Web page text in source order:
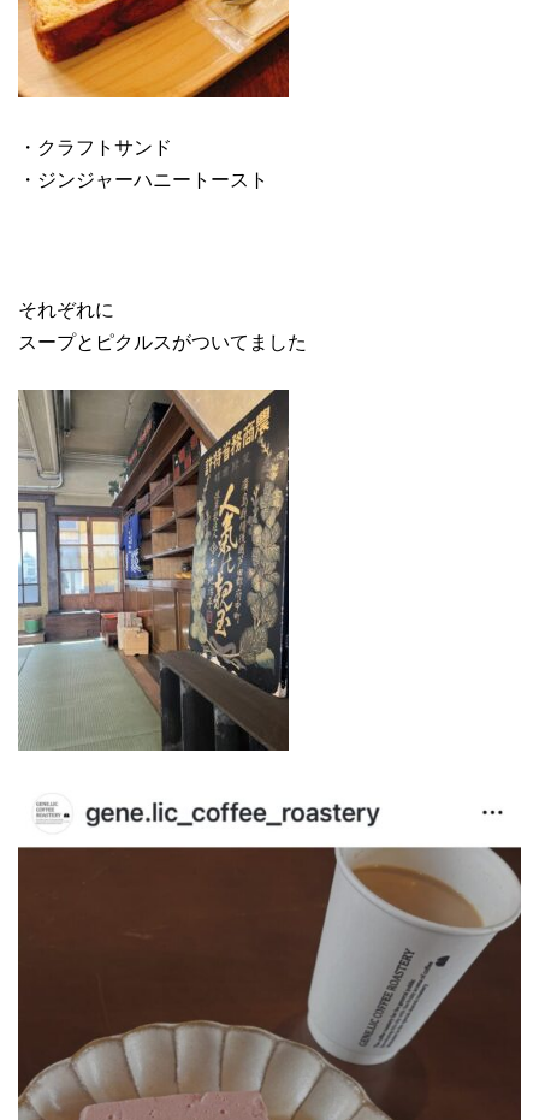
・クラフトサンド
・ジンジャーハニートースト
それぞれに
スープとピクルスがついてました